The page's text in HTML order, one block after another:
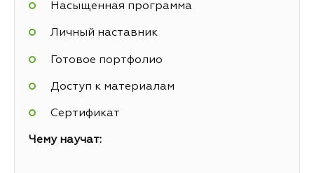
Насыщенная программа
Личный наставник
Готовое портфолио
Доступ к материалам
Сертификат
Чему научат: